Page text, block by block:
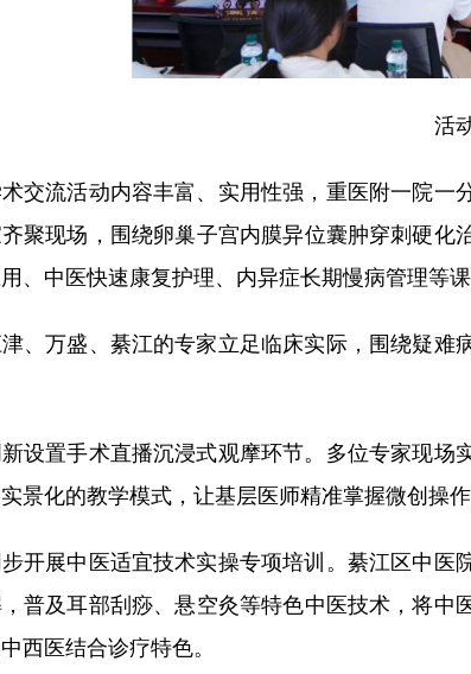
活
流活动内容丰富、实用性强，重医附一院一
聚现场，围绕卵巢子宫内膜异位囊肿穿刺硬化
、中医快速康复护理、内异症长期慢病管理等
万盛、綦江的专家立足临床实际，围绕疑难
置手术直播沉浸式观摩环节。多位专家现场
景化的教学模式，让基层医师精准掌握微创操作
展中医适宜技术实操专项培训。綦江区中医
普及耳部刮痧、悬空灸等特色中医技术，将中
西医结合诊疗特色。